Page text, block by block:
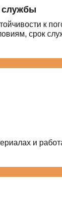
службы
к
срок
и